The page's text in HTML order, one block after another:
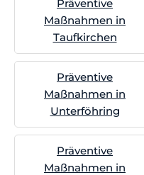
Präventive
Maßnahmen in
Taufkirchen
Präventive
Maßnahmen in
Unterföhring
Präventive
Maßnahmen in